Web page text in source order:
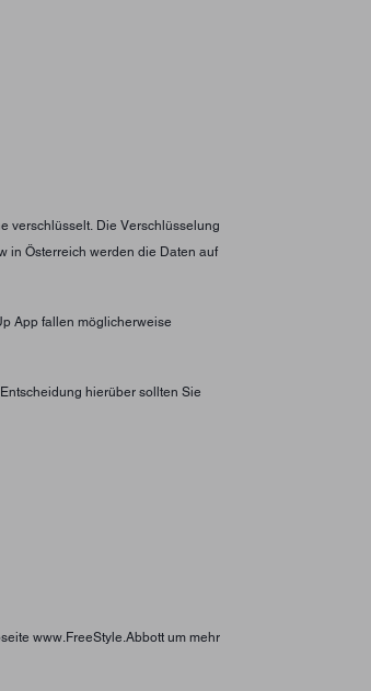
verschlüsselt. Die Verschlüsselung
in Österreich werden die Daten auf
App fallen möglicherweise
hierüber sollten Sie
www.FreeStyle.Abbott um mehr